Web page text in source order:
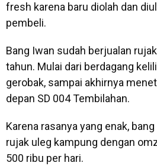
fresh karena baru diolah dan
pembeli.
Bang Iwan sudah berjualan
tahun. Mulai dari berdagang
gerobak, sampai akhirnya
depan SD 004 Tembilahan.
Karena rasanya yang enak,
rujak uleg kampung dengan
500 ribu per hari.